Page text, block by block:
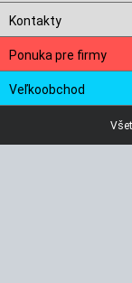
Kontakty
Ponuka pre firmy
Veľkoobchod